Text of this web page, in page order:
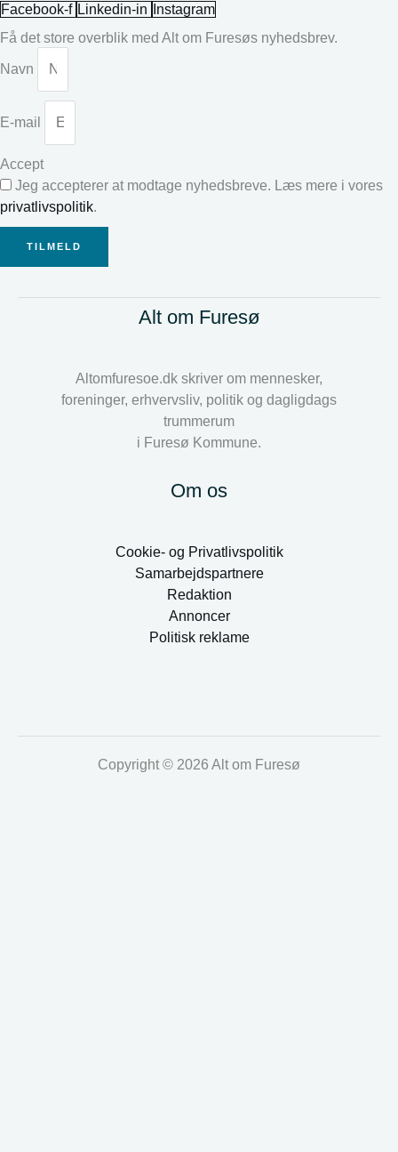
Facebook-f Linkedin-in
Instagram
Få det store overblik med Alt om Furesøs nyhedsbrev.
Navn
E-mail
Accept
Jeg accepterer at modtage nyhedsbreve. Læs mere i vores
privatlivspolitik.
TILMELD
Alt om Furesø
Altomfuresoe.dk skriver om mennesker,
foreninger, erhvervsliv, politik og dagligdags
trummerum
i Furesø Kommune.
Om os
Cookie- og Privatlivspolitik
Samarbejdspartnere
Redaktion
Annoncer
Politisk reklame
Copyright © 2026 Alt om Furesø